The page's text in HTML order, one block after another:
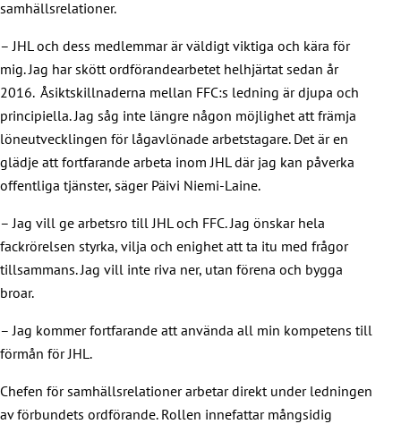
samhällsrelationer.
– JHL och dess medlemmar är väldigt viktiga och kära för
mig. Jag har skött ordförandearbetet helhjärtat sedan år
2016. Åsiktskillnaderna mellan FFC:s ledning är djupa och
principiella. Jag såg inte längre någon möjlighet att främja
löneutvecklingen för lågavlönade arbetstagare. Det är en
glädje att fortfarande arbeta inom JHL där jag kan påverka
offentliga tjänster, säger Päivi Niemi-Laine.
– Jag vill ge arbetsro till JHL och FFC. Jag önskar hela
fackrörelsen styrka, vilja och enighet att ta itu med frågor
tillsammans. Jag vill inte riva ner, utan förena och bygga
broar.
– Jag kommer fortfarande att använda all min kompetens till
förmån för JHL.
Chefen för samhällsrelationer arbetar direkt under ledningen
av förbundets ordförande. Rollen innefattar mångsidig